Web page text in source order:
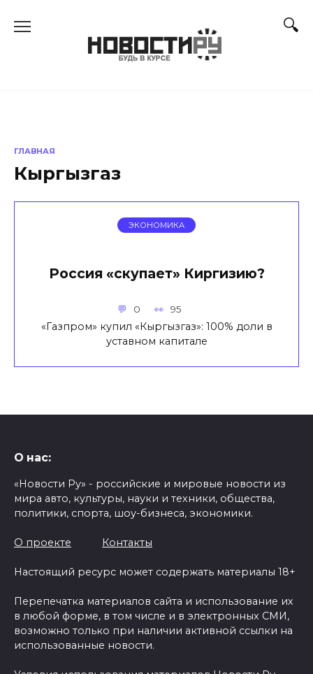
ГЛАВНАЯ
Кыргызгаз
ЭКОНОМИКА
Россия «скупает» Киргизию?
0 95
«Газпром» купил «Кыргызгаз»: 100% доли в
уставном капитале
О нас:
«Новости Ру» - российские и мировые новости из
мира авто, культуры, науки и техники, общества,
политики, спорта, шоу-бизнеса, экономики.
О проекте Контакты
Настоящий ресурс может содержать материалы 18+
Перепечатка материалов сайта и использование их
в любой форме, в том числе и в электронных СМИ,
возможно только при наличии активной ссылки на
использованные новости.